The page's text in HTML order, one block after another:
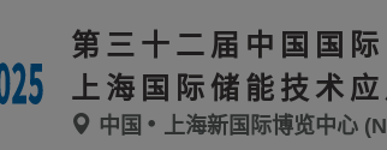
第三十二届中国国
上海国际储能技术
中国 上海新国际博览中心